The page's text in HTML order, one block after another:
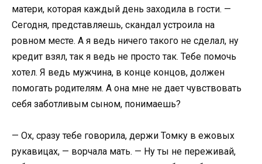
матери, которая каждый день заходила в гости. —
Сегодня, представляешь, скандал устроила на
ровном месте. А я ведь ничего такого не сделал, ну
кредит взял, так я ведь не просто так. Тебе помочь
хотел. Я ведь мужчина, в конце концов, должен
помогать родителям. А она мне не дает чувствовать
себя заботливым сыном, понимаешь?
— Ох, сразу тебе говорила, держи Томку в ежовых
рукавицах, — ворчала мать. — Ну ты не переживай,